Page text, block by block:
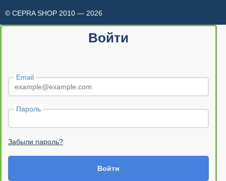
© CEPRA SHOP 2010 — 2026
Войти
Email
Пароль
Забыли пароль?
Войти